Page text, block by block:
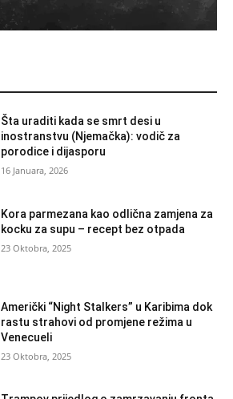
Šta uraditi kada se smrt desi u
inostranstvu (Njemačka): vodič za
porodice i dijasporu
16 Januara, 2026
Kora parmezana kao odlična zamjena za
kocku za supu – recept bez otpada
23 Oktobra, 2025
Američki “Night Stalkers” u Karibima dok
rastu strahovi od promjene režima u
Venecueli
23 Oktobra, 2025